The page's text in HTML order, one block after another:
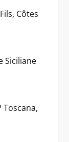
Côtes
Siciliane
Toscana,